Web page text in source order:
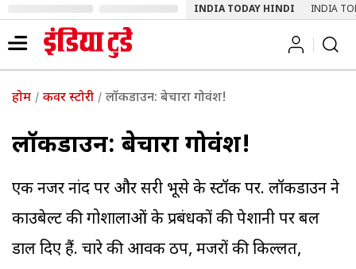
INDIA TODAY HINDI INDIA
होम कवर स्टोरी लॉकडाउन: बेचारा गोवंश!
लॉकडाउन: बेचारा गोवंश!
एक नजर नांद पर और दूसरी भूसे के स्टॉक पर. लॉकडाउन ने
काउबेल्ट की गोशालाओं के प्रबंधकों की पेशानी पर बल
डाल दिए हैं. चारे की आवक ठप, मजदूरों की किल्लत,